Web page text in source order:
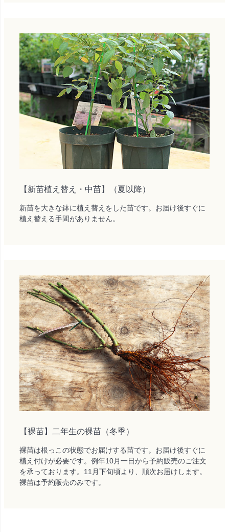
【新苗植え替え・中苗】（夏以降）
新苗を大きな鉢に植え替えをした苗です。お届け後すぐに
植え替える手間がありません。
【裸苗】二年生の裸苗（冬季）
裸苗は根っこの状態でお届けする苗です。お届け後すぐに
植え付けが必要です。例年10月一日から予約販売のご注文
を承っております。11月下旬頃より、順次お届けします。
裸苗は予約販売のみです。